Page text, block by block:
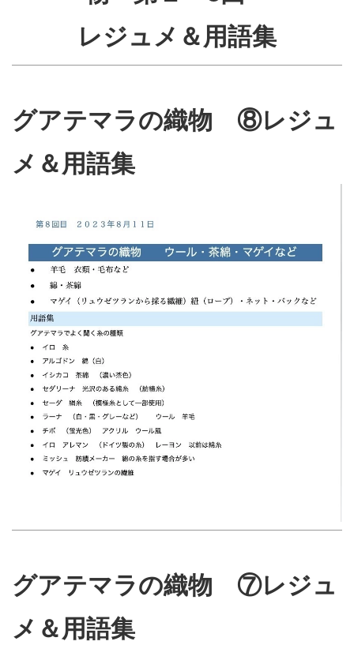
レジュメ＆用語集
グアテマラの織物 ⑧レジュ
メ＆用語集
グアテマラの織物 ⑦レジュ
メ＆用語集